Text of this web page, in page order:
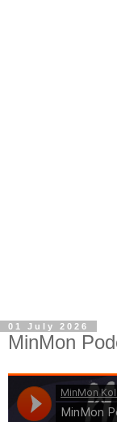
01 July 2026
MinMon